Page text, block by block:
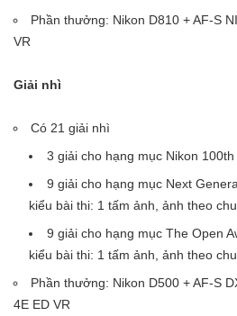
Phần thưởng: Nikon D810 + AF-S
VR
Giải nhì
Có 21 giải nhì
3 giải cho hạng mục Nikon 100th
9 giải cho hạng mục Next
kiểu bài thi: 1 tấm ảnh, ảnh theo
9 giải cho hạng mục The Open
kiểu bài thi: 1 tấm ảnh, ảnh theo
Phần thưởng: Nikon D500 + AF-S
4E ED VR